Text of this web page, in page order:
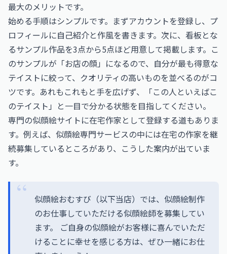
最大のメリットです。
始める手順はシンプルです。まずアカウントを登録し、プ
ロフィールに自己紹介と作風を書きます。次に、看板とな
るサンプル作品を3点から5点ほど用意して掲載します。こ
のサンプルが「お店の顔」になるので、自分が最も得意な
テイストに絞って、クオリティの高いものを並べるのがコ
ツです。あれもこれもと手を広げず、「この人といえばこ
のテイスト」と一目で分かる状態を目指してください。
専門の似顔絵サイトに在宅作家として登録する道もありま
す。例えば、似顔絵専門サービスの中には在宅の作家を継
続募集しているところがあり、こうした案内が出ていま
す。
似顔絵おむすび（以下当店）では、似顔絵制作
のお仕事していただける似顔絵師を募集してい
ます。 ご自身の似顔絵がお客様に喜んでいただ
けることに幸せを感じる方は、ぜひ一緒にお仕